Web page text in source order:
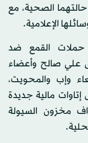
الصحية، مع
الإعلامية.
القمع ضد
علي صالح وأعضاء
وإب والمحويت،
مالية جديدة
مخزون السيولة